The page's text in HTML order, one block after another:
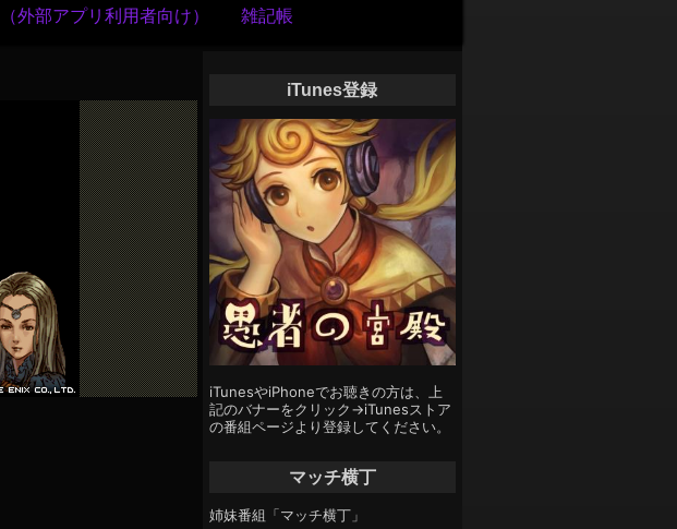
外部アプリ利用者向け） 雑記帳
iTunes登録
iTunesやiPhoneでお聴きの方は、上
記のバナーをクリック→iTunesストア
の番組ページより登録してください。
マッチ横丁
姉妹番組「マッチ横丁」